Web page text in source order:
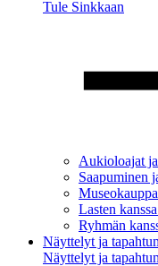
Tule Sinkkaan
Aukioloajat
Saapuminen
Lasten
Ryhmän
Näyttelyt ja
Näyttelyt ja